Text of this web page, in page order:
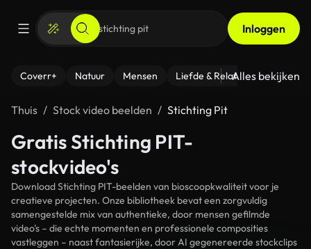
Inloggen
Coverr+ Natuur Mensen Liefde & Relaties - Fitness
Alles bekijken
Thuis Stock video beelden Stichting Pit
Gratis Stichting PIT-
stockvideo's
Download Stichting PIT-beelden van bioscoopkwaliteit voor je
creatieve projecten. Onze bibliotheek bevat een zorgvuldig
samengestelde mix van authentieke, door mensen gefilmde
video's – die echte momenten en professionele composities
vastleggen – naast fantasierijke, door AI gegenereerde stockclips